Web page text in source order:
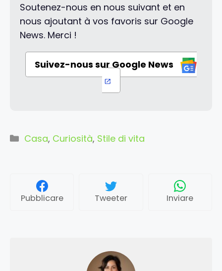
Soutenez-nous en nous suivant et en
nous ajoutant à vos favoris sur Google
News. Merci !
Suivez-nous sur Google News
Categorie
Casa, Curiosità, Stile di vita
Pubblicare Tweeter Inviare